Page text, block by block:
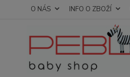
O NÁS INFO O ZBOŽÍ